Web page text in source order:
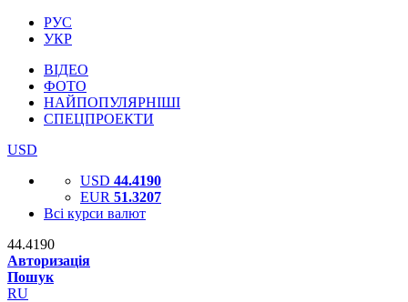
РУС
УКР
ВІДЕО
ФОТО
НАЙПОПУЛЯРНІШІ
СПЕЦПРОЕКТИ
USD
USD 44.4190
EUR 51.3207
Всі курси валют
44.4190
Авторизація
Пошук
RU